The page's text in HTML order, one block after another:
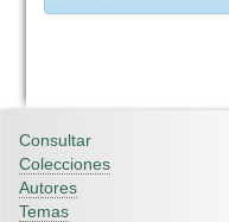
Consultar
Colecciones
Autores
Temas